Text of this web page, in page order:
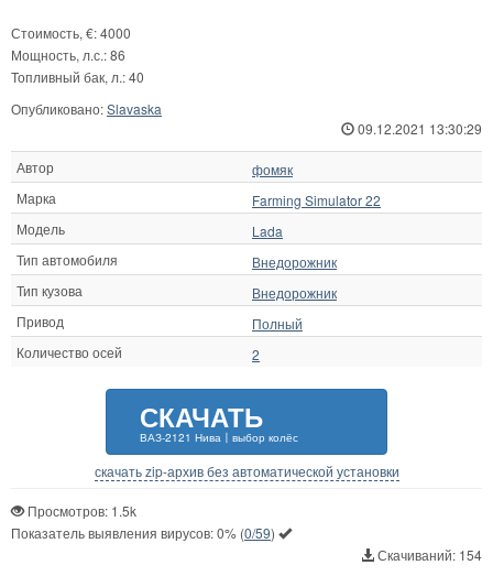
Стоимость, €: 4000
Мощность, л.с.: 86
Топливный бак, л.: 40
Опубликовано:Slavaska
09.12.2021 13:30:29
Автор
фомяк
Марка
Farming Simulator 22
Модель
Lada
Тип автомобиля
Внедорожник
Тип кузова
Внедорожник
Привод
Полный
Количество осей
2
СКАЧАТЬ
ВАЗ-2121 Нива〡выбор колёс
скачать zip-архив без автоматической установки
Просмотров: 1.5k
Показатель выявления вирусов:0% (0/59)
Скачиваний: 154